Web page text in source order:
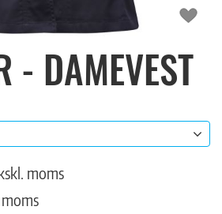
- DAMEVEST
moms